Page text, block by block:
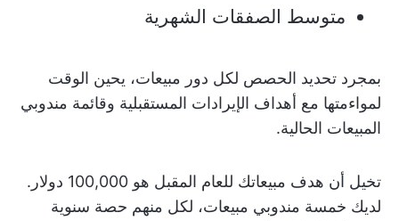
متوسط الصفقات الشهرية
بمجرد تحديد الحصص لكل دور مبيعات، يحين الوقت
لمواءمتها مع أهداف الإيرادات المستقبلية وقائمة مندوبي
المبيعات الحالية.
تخيل أن هدف مبيعاتك للعام المقبل هو 100,000 دولار.
لديك خمسة مندوبي مبيعات، لكل منهم حصة سنوية